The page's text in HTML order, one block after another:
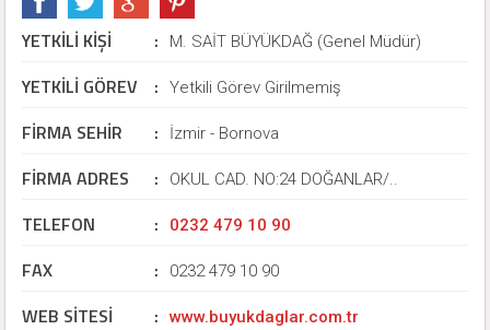
YETKİLİ KİŞİ : M. SAİT BÜYÜKDAĞ (Genel Müdür)
YETKİLİ GÖREV : Yetkili Görev Girilmemiş
FİRMA SEHİR : İzmir - Bornova
FİRMA ADRES : OKUL CAD. NO:24 DOĞANLAR/..
TELEFON : 0232 479 10 90
FAX : 0232 479 10 90
WEB SİTESİ : www.buyukdaglar.com.tr